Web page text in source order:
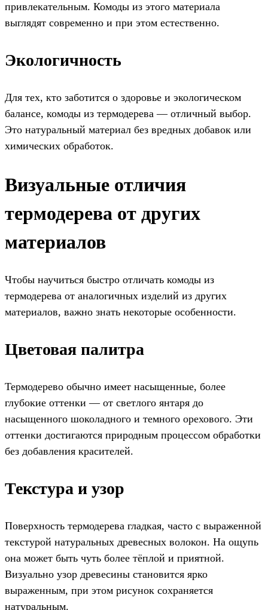
привлекательным. Комоды из этого материала
выглядят современно и при этом естественно.
Экологичность
Для тех, кто заботится о здоровье и экологическом
балансе, комоды из термодерева — отличный выбор.
Это натуральный материал без вредных добавок или
химических обработок.
Визуальные отличия
термодерева от других
материалов
Чтобы научиться быстро отличать комоды из
термодерева от аналогичных изделий из других
материалов, важно знать некоторые особенности.
Цветовая палитра
Термодерево обычно имеет насыщенные, более
глубокие оттенки — от светлого янтаря до
насыщенного шоколадного и темного орехового. Эти
оттенки достигаются природным процессом обработки
без добавления красителей.
Текстура и узор
Поверхность термодерева гладкая, часто с выраженной
текстурой натуральных древесных волокон. На ощупь
она может быть чуть более тёплой и приятной.
Визуально узор древесины становится ярко
выраженным, при этом рисунок сохраняется
натуральным.